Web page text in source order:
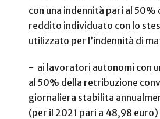
con una indennità pari al 50%
reddito individuato con lo
utilizzato per l’indennità di
- ai lavoratori autonomi con
al 50% della retribuzione
giornaliera stabilita
(per il 2021 pari a 48,98